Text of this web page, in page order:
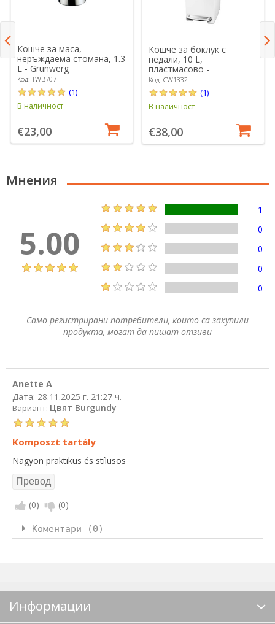
Кошче за маса,
неръждаема стомана, 1.3
L - Grunwerg
Код: TWB707
(1)
В наличност
€23,00
Кошче за боклук с
педали, 10 L,
пластмасово -
simplehuman
Код: CW1332
(1)
В наличност
€38,00
Мнения
5.00
1
0
0
0
0
Само регистрирани потребители, които са закупили
продукта, могат да пишат отзиви
Anette A
Дата: 28.11.2025 г. 21:27 ч.
Вариант: Цвят Burgundy
Komposzt tartály
Nagyon praktikus és stílusos
(0) (0)
Коментари (0)
Информации